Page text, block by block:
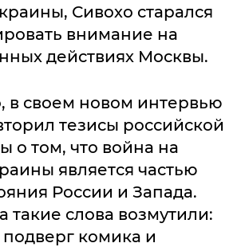
Сивохо старался
внимание на
действиях Москвы.
в своем новом интервью
тезисы российской
о том, что война на
является частью
России и Запада.
слова возмутили:
комика и